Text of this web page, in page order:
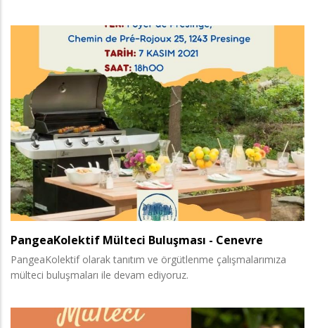
PangeaKolektif Mülteci Buluşması - Cenevre
PangeaKolektif olarak tanıtım ve örgütlenme çalışmalarımıza
mülteci buluşmaları ile devam ediyoruz.